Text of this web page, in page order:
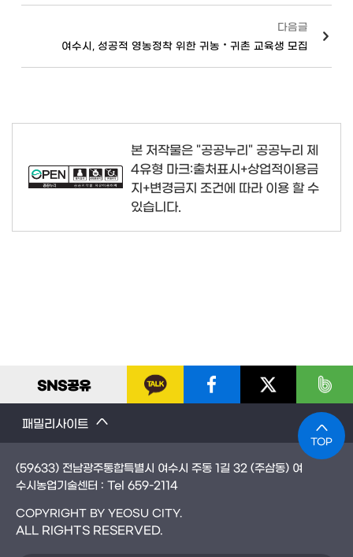
다음글
여수시, 성공적 영농정착 위한 귀농‧귀촌 교육생 모집
본 저작물은 "공공누리" 공공누리 제
4유형 마크:출처표시+상업적이용금
지+변경금지 조건에 따라 이용 할 수
있습니다.
SNS공유
패밀리사이트
TOP
(59633) 전남광주통합특별시 여수시 주동 1길 32 (주삼동) 여
수시농업기술센터 : Tel 659-2114
COPYRIGHT BY YEOSU CITY.
ALL RIGHTS RESERVED.